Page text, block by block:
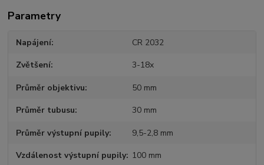
Parametry
Napájení CR 2032
Zvětšení 3-18x
Průměr objektivu 50 mm
Průměr tubusu 30 mm
Průměr výstupní pupily 9,5-2,8 mm
Vzdálenost výstupní pupily 100 mm